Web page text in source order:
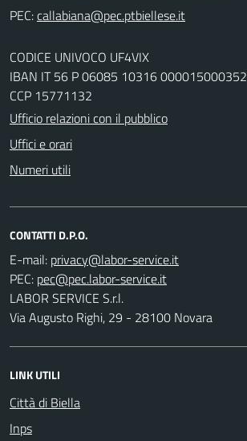
PEC:
CODICE UNIVOCO UF4VIX
IBAN IT 56 P 06085 10316 000015000352
CCP 15771132
Ufficio relazioni con il pubblico
Uffici e orari
Numeri utili
CONTATTI D.P.O.
E-mail:
PEC:
LABOR SERVICE S.r.l.
Via Augusto Righi, 29 - 28100 Novara
LINK UTILI
Città di Biella
Inps